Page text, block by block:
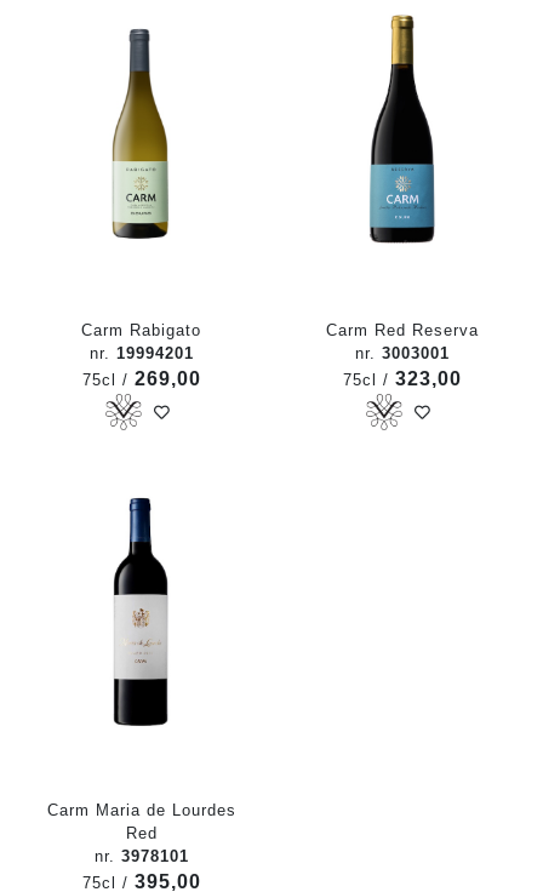
Carm Rabigato
nr. 19994201
75cl / 269,00
Carm Red Reserva
nr. 3003001
75cl / 323,00
Carm Maria de Lourdes
Red
nr. 3978101
75cl / 395,00